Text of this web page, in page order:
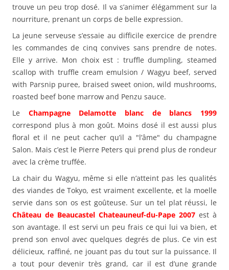
trouve un peu trop dosé. Il va s’animer élégamment sur la
nourriture, prenant un corps de belle expression.
La jeune serveuse s’essaie au difficile exercice de prendre
les commandes de cinq convives sans prendre de notes.
Elle y arrive. Mon choix est : truffle dumpling, steamed
scallop with truffle cream emulsion / Wagyu beef, served
with Parsnip puree, braised sweet onion, wild mushrooms,
roasted beef bone marrow and Penzu sauce.
Le Champagne Delamotte blanc de blancs 1999
correspond plus à mon goût. Moins dosé il est aussi plus
floral et il ne peut cacher qu’il a "l’âme" du champagne
Salon. Mais c’est le Pierre Peters qui prend plus de rondeur
avec la crème truffée.
La chair du Wagyu, même si elle n’atteint pas les qualités
des viandes de Tokyo, est vraiment excellente, et la moelle
servie dans son os est goûteuse. Sur un tel plat réussi, le
Château de Beaucastel Chateauneuf-du-Pape 2007 est à
son avantage. Il est servi un peu frais ce qui lui va bien, et
prend son envol avec quelques degrés de plus. Ce vin est
délicieux, raffiné, ne jouant pas du tout sur la puissance. Il
a tout pour devenir très grand, car il est d’une grande